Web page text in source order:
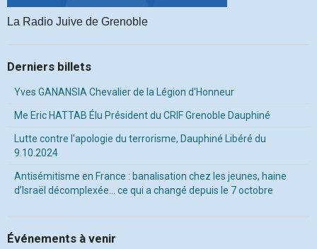
La Radio Juive de Grenoble
Derniers billets
Yves GANANSIA Chevalier de la Légion d'Honneur
Me Eric HATTAB Élu Président du CRIF Grenoble Dauphiné
Lutte contre l'apologie du terrorisme, Dauphiné Libéré du
9.10.2024
Antisémitisme en France : banalisation chez les jeunes, haine
d’Israël décomplexée… ce qui a changé depuis le 7 octobre
Événements à venir